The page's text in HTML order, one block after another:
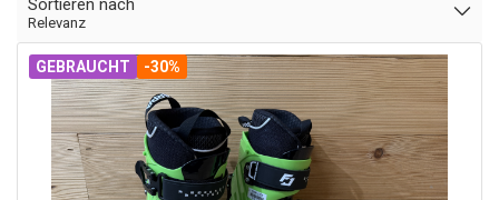
Sortieren nach
Relevanz
GEBRAUCHT -30%